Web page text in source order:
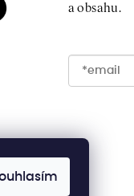
a obsahu.